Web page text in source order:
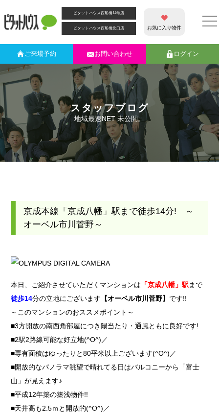
ピタットハウス西船橋14号店
ピタットハウス西船橋北口店 お気に入り物件
ご来場予約 お問い合わせ ログイン
スタッフブログ
地域最速NET 未公開。
京成本線「京成八幡」駅まで徒歩14分! ～
オーベル市川菅野～
本日、ご紹介させていただくマンションは 「京成八幡」駅 まで
徒歩14分の立地にございます 【オーベル市川菅野】 です!!
～このマンションのおススメポイント～
■3方開放の南西角部屋につき陽当たり・通風ともに良好です!
■2駅2路線可能な好立地(^O^)／
■専有面積はゆったりと80平米以上ございます(^O^)／
■開放的なパノラマ眺望で晴れてる日はバルコニーから「富士
山」が見えます♪
■平成12年築の築浅物件!!
■天井高も2.5ｍと開放的(^O^)／